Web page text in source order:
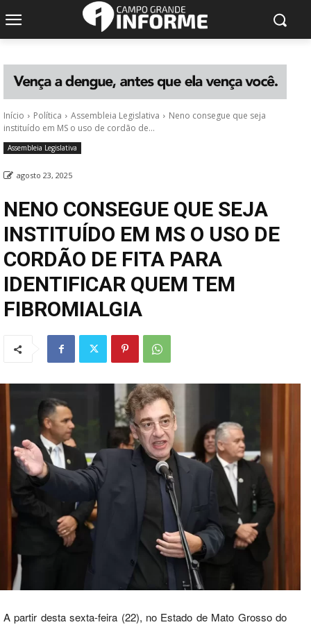
Início Política Assembleia Legislativa
Neno consegue que seja
instituído em MS o uso de cordão de...
Assembleia Legislativa
agosto 23, 2025
NENO CONSEGUE QUE SEJA
INSTITUÍDO EM MS O USO DE
CORDÃO DE FITA PARA
IDENTIFICAR QUEM TEM
FIBROMIALGIA
A partir desta sexta-feira (22), no Estado de Mato Grosso do